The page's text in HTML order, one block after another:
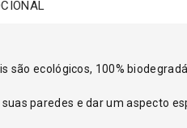
são ecológicos, 100%
paredes e dar um aspecto